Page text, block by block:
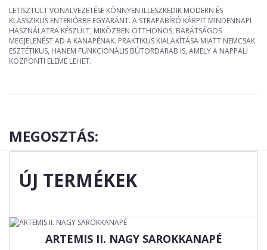
LETISZTULT VONALVEZETÉSE KÖNNYEN ILLESZKEDIK MODERN ÉS
KLASSZIKUS ENTERIŐRBE EGYARÁNT. A STRAPABÍRÓ KÁRPIT MINDENNAPI
HASZNÁLATRA KÉSZÜLT, MIKÖZBEN OTTHONOS, BARÁTSÁGOS
MEGJELENÉST AD A KANAPÉNAK. PRAKTIKUS KIALAKÍTÁSA MIATT NEMCSAK
ESZTÉTIKUS, HANEM FUNKCIONÁLIS BÚTORDARAB IS, AMELY A NAPPALI
KÖZPONTI ELEME LEHET.
MEGOSZTÁS:
ÚJ TERMÉKEK
ARTEMIS II. NAGY SAROKKANAPÉ